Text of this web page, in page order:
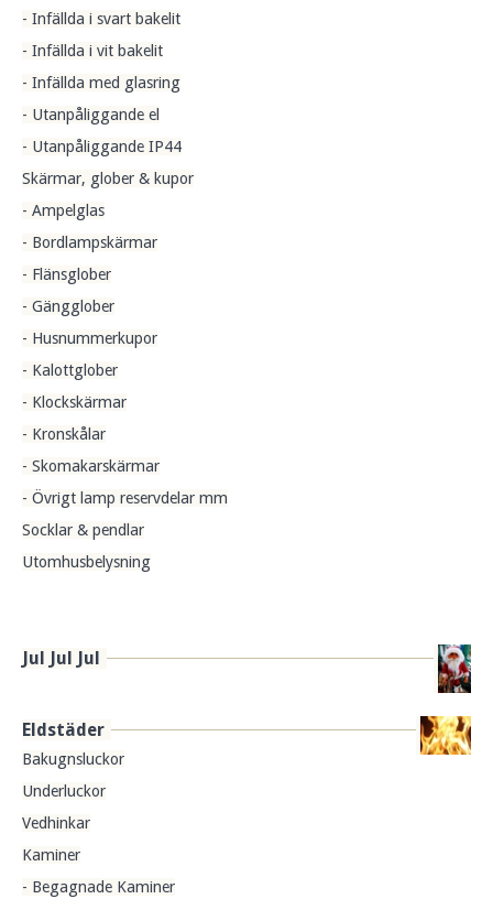
- Infällda i svart bakelit
- Infällda i vit bakelit
- Infällda med glasring
- Utanpåliggande el
- Utanpåliggande IP44
Skärmar, glober & kupor
- Ampelglas
- Bordlampskärmar
- Flänsglober
- Gängglober
- Husnummerkupor
- Kalottglober
- Klockskärmar
- Kronskålar
- Skomakarskärmar
- Övrigt lamp reservdelar mm
Socklar & pendlar
Utomhusbelysning
Jul Jul Jul
Eldstäder
Bakugnsluckor
Underluckor
Vedhinkar
Kaminer
- Begagnade Kaminer